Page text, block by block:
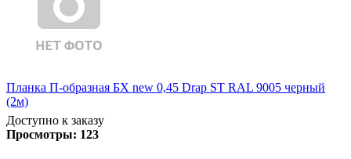
Планка П-образная БХ new 0,45 Drap ST RAL 9005 черный
(2м)
Доступно к заказу
Просмотры: 123